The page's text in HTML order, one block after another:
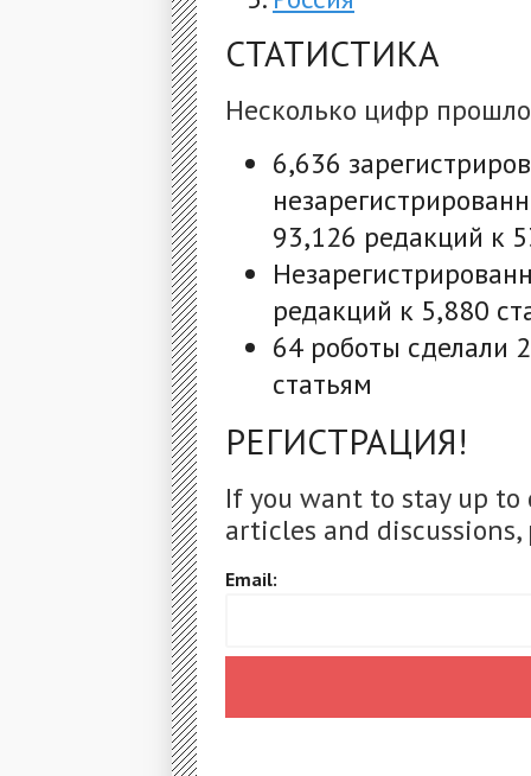
СТАТИСТИКА
Несколько цифр
6,636
93,126 редакций к
редакций к 5,880
64 роботы сделали
статьям
РЕГИСТРАЦИЯ!
If you want to stay up
articles and
Email: